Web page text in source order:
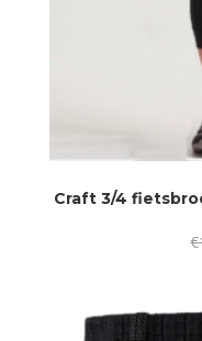
Craft 3/4
€